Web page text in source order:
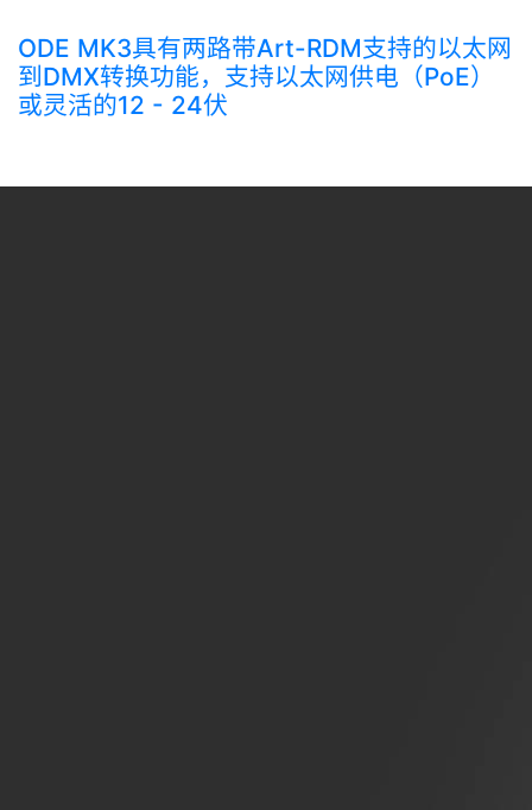
ODE MK3具有两路带Art-RDM支持的以太网
到DMX转换功能，支持以太网供电（PoE）
或灵活的12 - 24伏